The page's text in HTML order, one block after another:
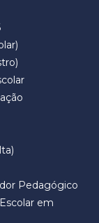
Pedagógico
em